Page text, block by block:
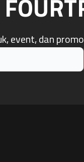
event, dan